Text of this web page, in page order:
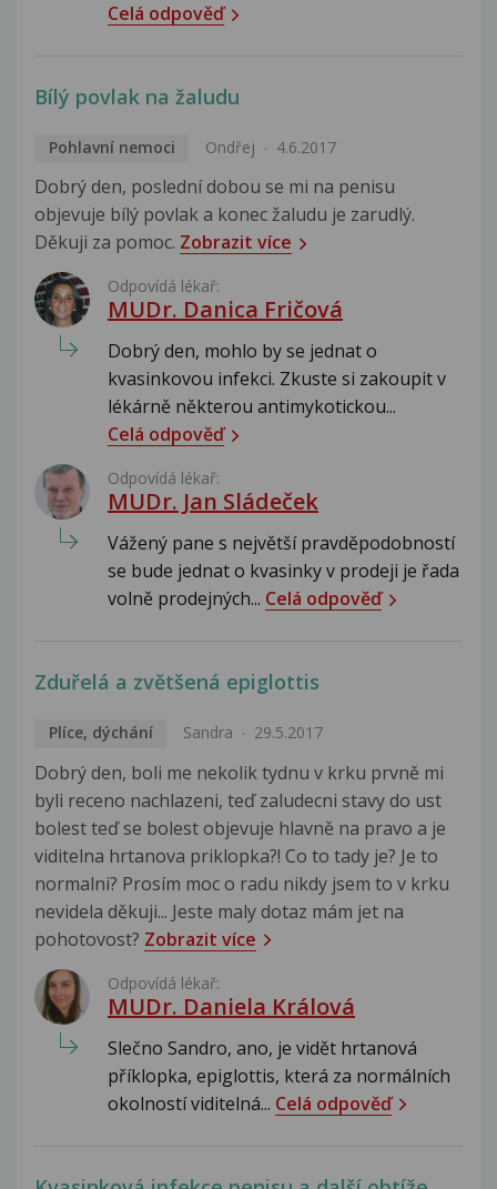
Celá odpověď
Bílý povlak na žaludu
Pohlavní nemoci Ondřej 4.6.2017
Dobrý den, poslední dobou se mi na penisu
objevuje bílý povlak a konec žaludu je zarudlý.
Děkuji za pomoc. Zobrazit více
Odpovídá lékař:
MUDr. Danica Fričová
Dobrý den, mohlo by se jednat o
kvasinkovou infekci. Zkuste si zakoupit v
lékárně některou antimykotickou...
Celá odpověď
Odpovídá lékař:
MUDr. Jan Sládeček
Vážený pane s největší pravděpodobností
se bude jednat o kvasinky v prodeji je řada
volně prodejných... Celá odpověď
Zduřelá a zvětšená epiglottis
Plíce, dýchání Sandra 29.5.2017
Dobrý den, boli me nekolik tydnu v krku prvně mi
byli receno nachlazeni, teď zaludecni stavy do ust
bolest teď se bolest objevuje hlavně na pravo a je
viditelna hrtanova priklopka?! Co to tady je? Je to
normalni? Prosím moc o radu nikdy jsem to v krku
nevidela děkuji... Jeste maly dotaz mám jet na
pohotovost? Zobrazit více
Odpovídá lékař:
MUDr. Daniela Králová
Slečno Sandro, ano, je vidět hrtanová
příklopka, epiglottis, která za normálních
okolností viditelná... Celá odpověď